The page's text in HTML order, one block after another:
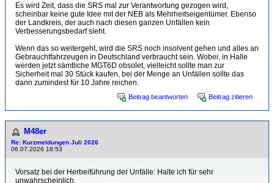
Es wird Zeit, dass die SRS mal zur Verantwortung gezogen wird,
scheinbar keine gute Idee mit der NEB als Mehrheitseigentümer. Ebenso
der Landkreis, der auch nach diesen ganzen Unfällen kein
Verbesserungsbedarf sieht.
Wenn das so weitergeht, wird die SRS noch insolvent gehen und alles an
Gebrauchtfahrzeugen in Deutschland verbraucht sein. Wobei, in Halle
werden jetzt sämtliche MGT6D obsolet, vielleicht sollte man zur
Sicherheit mal 30 Stück kaufen, bei der Menge an Unfällen sollte das
dann zumindest für 10 Jahre reichen.
Beitrag beantworten Beitrag zitieren
M48er
Re: Kurzmeldungen Juli 2026
06.07.2026 18:53
Vorsatz bei der Herbeiführung der Unfälle: Halte ich für sehr
unwahrscheinlich.